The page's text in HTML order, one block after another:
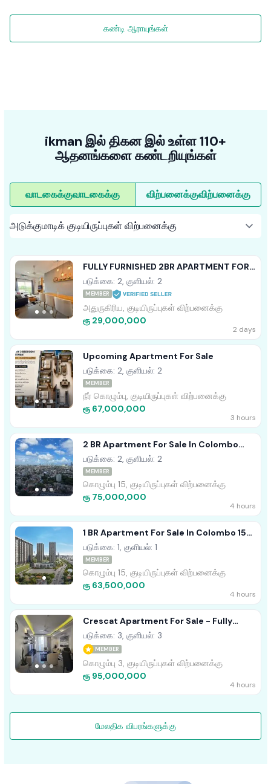
கண்டி ஆராயுங்கள்
ikman இல் திகன இல் உள்ள 110+
ஆதனங்களை கண்டறியுங்கள்
வாடகைக்குவாடகைக்கு விற்பனைக்குவிற்பனைக்கு
FULLY FURNISHED 2BR APARTMENT FOR
SALE ARIYANA RESORT ATHURUGIRIYA
படுக்கை: 2, குளியல்: 2
MEMBER
அதுருகிரிய, குடியிருப்புகள் விற்பனைக்கு
ரூ 29,000,000
2 days
Upcoming Apartment For Sale
படுக்கை: 2, குளியல்: 2
MEMBER
நீர் கொழும்பு, குடியிருப்புகள் விற்பனைக்கு
ரூ 67,000,000
3 hours
2 BR Apartment For Sale In Colombo
Marina (square)
படுக்கை: 2, குளியல்: 2
MEMBER
கொழும்பு 15, குடியிருப்புகள் விற்பனைக்கு
ரூ 75,000,000
4 hours
1 BR Apartment For Sale In Colombo 15
(Marina Square)
படுக்கை: 1, குளியல்: 1
MEMBER
கொழும்பு 15, குடியிருப்புகள் விற்பனைக்கு
ரூ 63,500,000
4 hours
Crescat Apartment For Sale - Fully
Furnished
படுக்கை: 3, குளியல்: 3
MEMBER
கொழும்பு 3, குடியிருப்புகள் விற்பனைக்கு
ரூ 95,000,000
4 hours
மேலதிக விபரங்களுக்கு